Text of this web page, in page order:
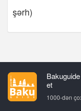
şərh)
et
1000-dən